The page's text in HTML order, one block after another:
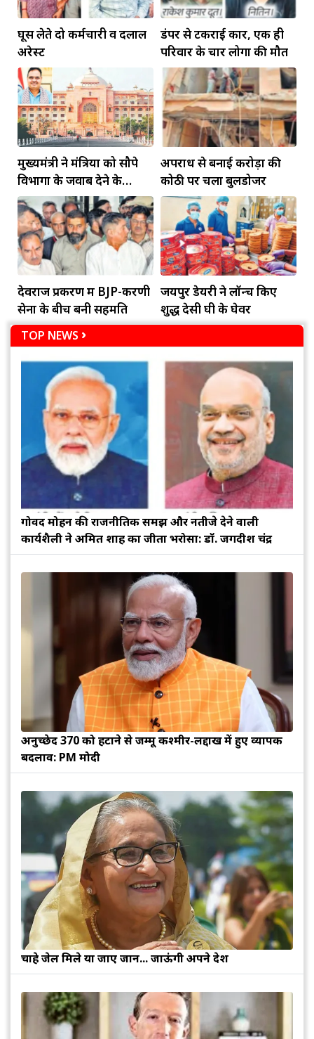
घूस लेते दो कर्मचारी व दलाल
अरेस्ट
डंपर से टकराई कार, एक ही
परिवार के चार लोगों की मौत
मुख्यमंत्री ने मंत्रियों को सौपे
विभागों के जवाब देने के
दायित्व
अपराध से बनाई करोड़ों की
कोठी पर चला बुलडोजर
देवराज प्रकरण में BJP-करणी
सेना के बीच बनी सहमति
जयपुर डेयरी ने लॉन्च किए
शुद्ध देसी घी के घेवर
TOP NEWS
गोविंद मोहन की राजनीतिक समझ और नतीजे देने वाली
कार्यशैली ने अमित शाह का जीता भरोसा: डॉ. जगदीश चंद्र
अनुच्छेद 370 को हटाने से जम्मू कश्मीर-लद्दाख में हुए व्यापक
बदलाव: PM मोदी
चाहे जेल मिले या जाए जान... जाऊंगी अपने देश